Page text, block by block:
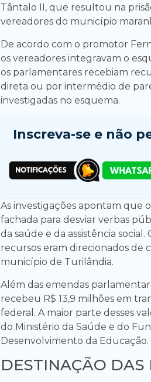
Tântalo II, que resultou na
vereadores do município
De acordo com o promotor
os vereadores integravam o
os parlamentares recebiam
direta ou por intermédio de
investigadas no esquema.
Inscreva-se e não
As investigações apontam que
fachada para desviar verbas
da saúde e da assistência
recursos eram direcionados de
município de Turilândia.
Além das emendas
recebeu R$ 13,9 milhões em
federal. A maior parte desses
do Ministério da Saúde e do
Desenvolvimento da Educação.
DESTINAÇÃO DAS